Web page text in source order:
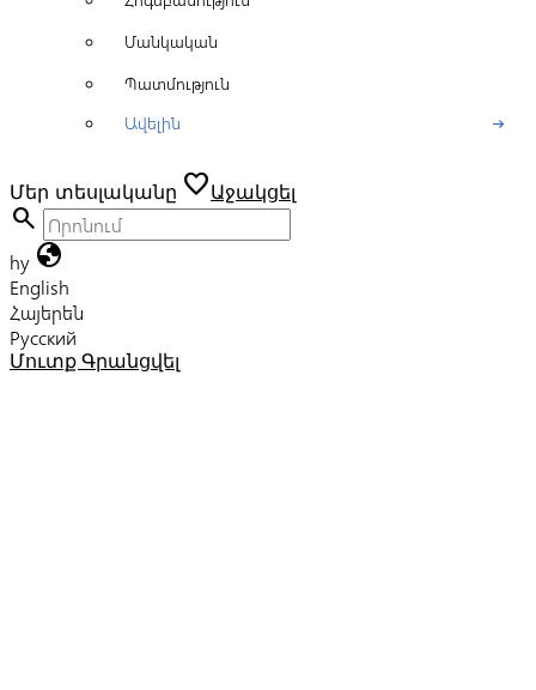
Մանկական
Պատմություն
Ավելին
arrow_right_alt
Մեր տեսլականը favoriteԱջակցել
search
hy globe
English
Հայերեն
Русский
Մուտք Գրանցվել